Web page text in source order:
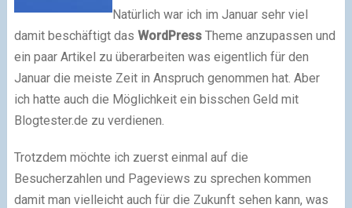
Natürlich war ich im Januar sehr viel
damit beschäftigt das WordPressTheme anzupassen und
ein paar Artikel zu überarbeiten was eigentlich für den
Januar die meiste Zeit in Anspruch genommen hat. Aber
ich hatte auch die Möglichkeit ein bisschen Geld mit
Blogtester.de zu verdienen.
Trotzdem möchte ich zuerst einmal auf die
Besucherzahlen und Pageviews zu sprechen kommen
damit man vielleicht auch für die Zukunft sehen kann, was